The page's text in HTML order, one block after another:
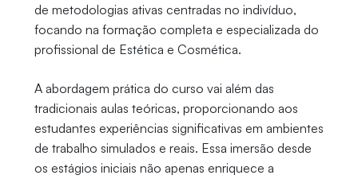
de metodologias ativas centradas no indivíduo,
focando na formação completa e especializada do
profissional de Estética e Cosmética.
A abordagem prática do curso vai além das
tradicionais aulas teóricas, proporcionando aos
estudantes experiências significativas em ambientes
de trabalho simulados e reais. Essa imersão desde
os estágios iniciais não apenas enriquece a